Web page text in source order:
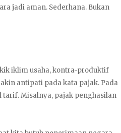
jadi aman. Sederhana. Bukan
iklim usaha, kontra-produktif
antipati pada kata pajak. Pada
Misalnya, pajak penghasilan